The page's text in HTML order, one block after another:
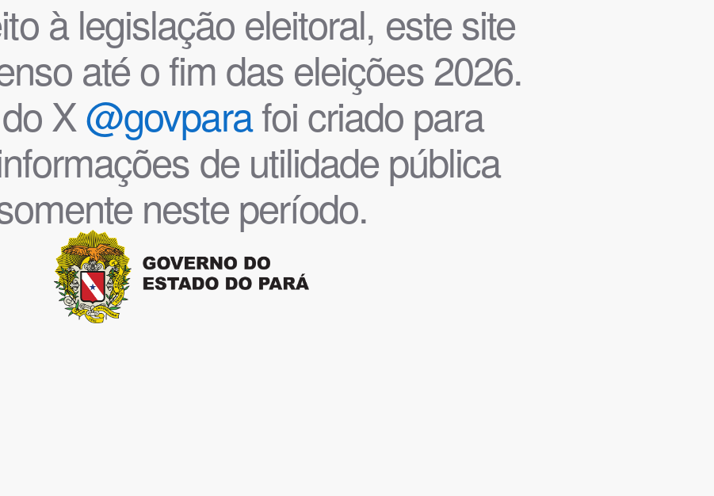
à legislação eleitoral, este site
até o fim das eleições 2026.
X@govparafoi criado para
de utilidade pública
neste período.